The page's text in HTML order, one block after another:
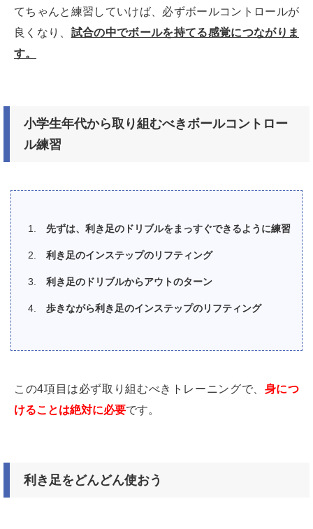
てちゃんと練習していけば、必ずボールコントロールが
良くなり、 試合の中でボールを持てる感覚につながりま
す。
小学生年代から取り組むべきボールコントロー
ル練習
先ずは、利き足のドリブルをまっすぐできるように練習
利き足のインステップのリフティング
利き足のドリブルからアウトのターン
歩きながら利き足のインステップのリフティング
この4項目は必ず取り組むべきトレーニングで、 身につ
けることは絶対に必要です。
利き足をどんどん使おう